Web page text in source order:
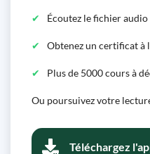
Écoutez le fichier
Obtenez un certificat à
Plus de 5000 cours à
Ou poursuivez votre
Téléchargez